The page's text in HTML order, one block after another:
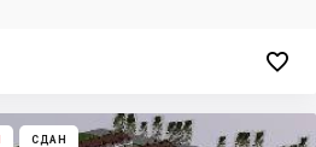

СДАН